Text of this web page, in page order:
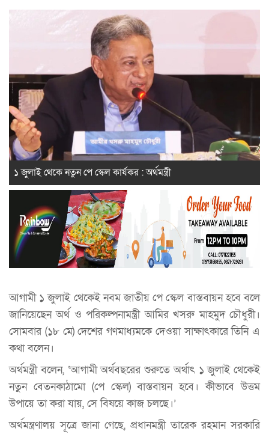
১ জুলাই থেকে নতুন পে স্কেল কার্যকর : অর্থমন্ত্রী
আগামী ১ জুলাই থেকেই নবম জাতীয় পে স্কেল বাস্তবায়ন হবে বলে
জানিয়েছেন অর্থ ও পরিকল্পনামন্ত্রী আমির খসরু মাহমুদ চৌধুরী।
সোমবার (১৮ মে) দেশের গণমাধ্যমকে দেওয়া সাক্ষাৎকারে তিনি এ
কথা বলেন।
অর্থমন্ত্রী বলেন, ‘আগামী অর্থবছরের শুরুতে অর্থাৎ ১ জুলাই থেকেই
নতুন বেতনকাঠামো (পে স্কেল) বাস্তবায়ন হবে। কীভাবে উত্তম
উপায়ে তা করা যায়, সে বিষয়ে কাজ চলছে।’
অর্থমন্ত্রণালয় সূত্রে জানা গেছে, প্রধানমন্ত্রী তারেক রহমান সরকারি